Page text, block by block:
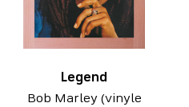
Legend
Bob Marley (vinyle